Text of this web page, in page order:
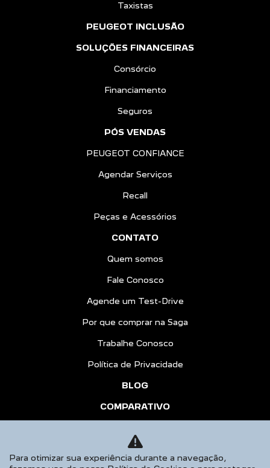
Taxistas
PEUGEOT INCLUSÃO
SOLUÇÕES FINANCEIRAS
Consórcio
Financiamento
Seguros
PÓS VENDAS
PEUGEOT CONFIANCE
Agendar Serviços
Recall
Peças e Acessórios
CONTATO
Quem somos
Fale Conosco
Agende um Test-Drive
Por que comprar na Saga
Trabalhe Conosco
Política de Privacidade
BLOG
COMPARATIVO
AGENDE UM TEST DRIVE
Para otimizar sua experiência durante a navegação,